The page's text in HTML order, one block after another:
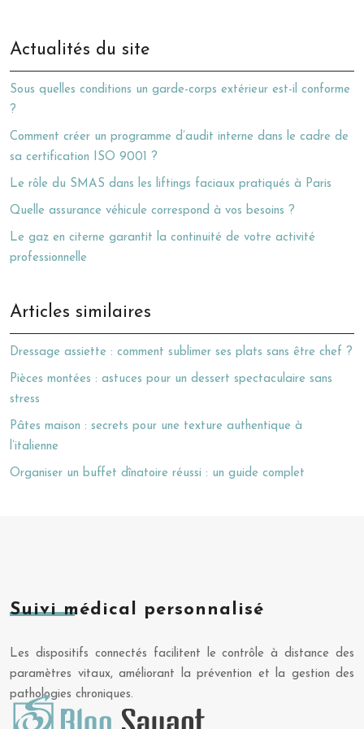
Actualités du site
Sous quelles conditions un garde-corps extérieur est-il conforme
?
Comment créer un programme d’audit interne dans le cadre de
sa certification ISO 9001 ?
Le rôle du SMAS dans les liftings faciaux pratiqués à Paris
Quelle assurance véhicule correspond à vos besoins ?
Le gaz en citerne garantit la continuité de votre activité
professionnelle
Articles similaires
Dressage assiette : comment sublimer ses plats sans être chef ?
Pièces montées : astuces pour un dessert spectaculaire sans
stress
Pâtes maison : secrets pour une texture authentique à
l’italienne
Organiser un buffet dînatoire réussi : un guide complet
Suivi médical personnalisé
Les dispositifs connectés facilitent le contrôle à distance des
paramètres vitaux, améliorant la prévention et la gestion des
pathologies chroniques.